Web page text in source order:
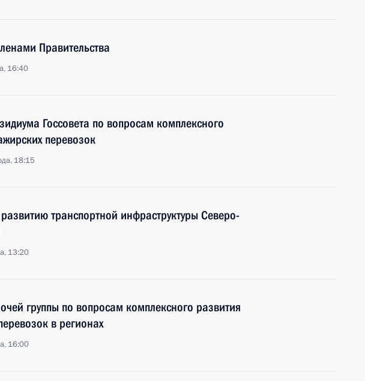
Правительства
16:40
Госсовета по вопросам комплексного
перевозок
18:15
транспортной инфраструктуры Северо-
13:20
группы по вопросам комплексного развития
в регионах
16:00